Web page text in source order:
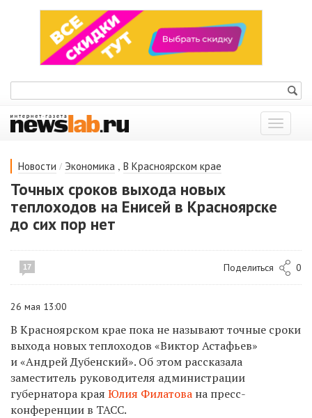
Показать
меню
Новости / Экономика , В Красноярском крае
Точных сроков выхода новых
теплоходов на Енисей в Красноярске
до сих пор нет
17 Поделиться 0
26 мая 13:00
В Красноярском крае пока не называют точные сроки
выхода новых теплоходов «Виктор Астафьев»
и «Андрей Дубенский». Об этом рассказала
заместитель руководителя администрации
губернатора края Юлия Филатова на пресс-
конференции в ТАСС.